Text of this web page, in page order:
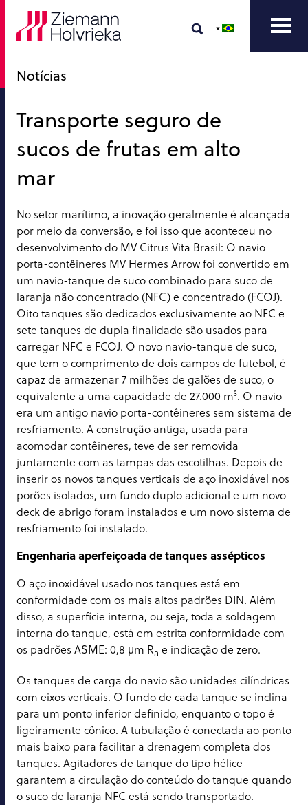
Notícias
Transporte seguro de
sucos de frutas em alto
mar
No setor marítimo, a inovação geralmente é alcançada
por meio da conversão, e foi isso que aconteceu no
desenvolvimento do MV Citrus Vita Brasil: O navio
porta-contêineres MV Hermes Arrow foi convertido em
um navio-tanque de suco combinado para suco de
laranja não concentrado (NFC) e concentrado (FCOJ).
Oito tanques são dedicados exclusivamente ao NFC e
sete tanques de dupla finalidade são usados para
carregar NFC e FCOJ. O novo navio-tanque de suco,
que tem o comprimento de dois campos de futebol, é
capaz de armazenar 7 milhões de galões de suco, o
equivalente a uma capacidade de 27.000 m³. O navio
era um antigo navio porta-contêineres sem sistema de
resfriamento. A construção antiga, usada para
acomodar contêineres, teve de ser removida
juntamente com as tampas das escotilhas. Depois de
inserir os novos tanques verticais de aço inoxidável nos
porões isolados, um fundo duplo adicional e um novo
deck de abrigo foram instalados e um novo sistema de
resfriamento foi instalado.
Engenharia aperfeiçoada de tanques assépticos
O aço inoxidável usado nos tanques está em
conformidade com os mais altos padrões DIN. Além
disso, a superfície interna, ou seja, toda a soldagem
interna do tanque, está em estrita conformidade com
os padrões ASME: 0,8 μm Ra e indicação de zero.
Os tanques de carga do navio são unidades cilíndricas
com eixos verticais. O fundo de cada tanque se inclina
para um ponto inferior definido, enquanto o topo é
ligeiramente cônico. A tubulação é conectada ao ponto
mais baixo para facilitar a drenagem completa dos
tanques. Agitadores de tanque do tipo hélice
garantem a circulação do conteúdo do tanque quando
o suco de laranja NFC está sendo transportado.